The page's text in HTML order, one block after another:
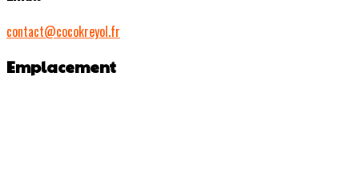
contact@cocokreyol.fr
Emplacement